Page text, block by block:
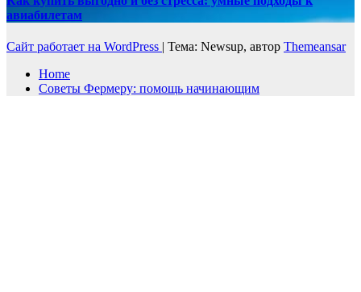
авиабилетам
Сайт работает на WordPress Тема: Newsup, автор Themeansar
Home
Советы Фермеру: помощь начинающим